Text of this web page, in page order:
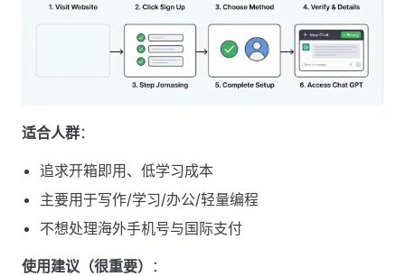
适合人群：
追求开箱即用、低学习成本
主要用于写作/学习/办公/轻量编程
不想处理海外手机号与国际支付
使用建议（很重要） ：